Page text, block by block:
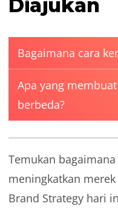
Diajukan
Bagaimana cara
Apa yang
berbeda?
Temukan
meningkatkan
Brand Strategy hari